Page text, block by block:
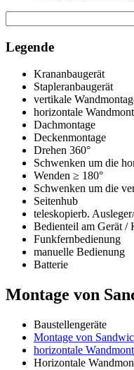
Legende
Krananbaugerät
Stapleranbaugerät
vertikale
horizontale
Dachmontage
Deckenmontage
Drehen 360°
Schwenken um die
Wenden ≥ 180°
Schwenken um die
Seitenhub
teleskopierb.
Bedienteil am Gerät /
Funkfernbedienung
manuelle Bedienung
Batterie
Montage von
Baustellengeräte
Montage von
horizontale
Horizontale